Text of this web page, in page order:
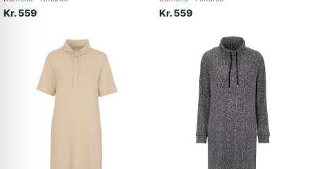
Kr. 559 Kr. 559